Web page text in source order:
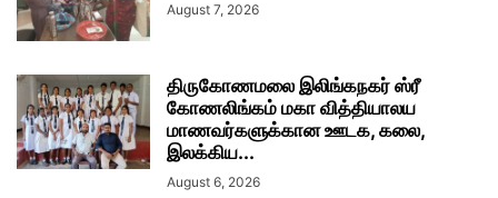
August 7, 2026
திருகோணமலை இலிங்கநகர் ஸ்ரீ
கோணலிங்கம் மகா வித்தியாலய
மாணவர்களுக்கான ஊடக, கலை,
இலக்கிய...
August 6, 2026